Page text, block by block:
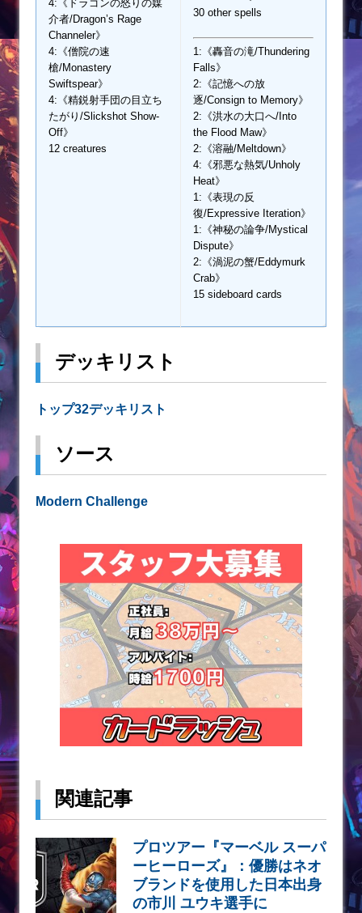
4:《ドラゴンの怒りの媒
介者/Dragon’s Rage
Channeler》
4:《僧院の速
槍/Monastery
Swiftspear》
4:《精鋭射手団の目立ち
たがり/Slickshot Show-
Off》
12 creatures
30 other spells
1:《轟音の滝/Thundering
Falls》
2:《記憶への放
逐/Consign to Memory》
2:《洪水の大口へ/Into
the Flood Maw》
2:《溶融/Meltdown》
4:《邪悪な熱気/Unholy
Heat》
1:《表現の反
復/Expressive Iteration》
1:《神秘の論争/Mystical
Dispute》
2:《渦泥の蟹/Eddymurk
Crab》
15 sideboard cards
デッキリスト
トップ32デッキリスト
ソース
Modern Challenge
関連記事
プロツアー『マーベル スーパ
ーヒーローズ』：優勝はネオ
ブランドを使用した日本出身
の市川 ユウキ選手に